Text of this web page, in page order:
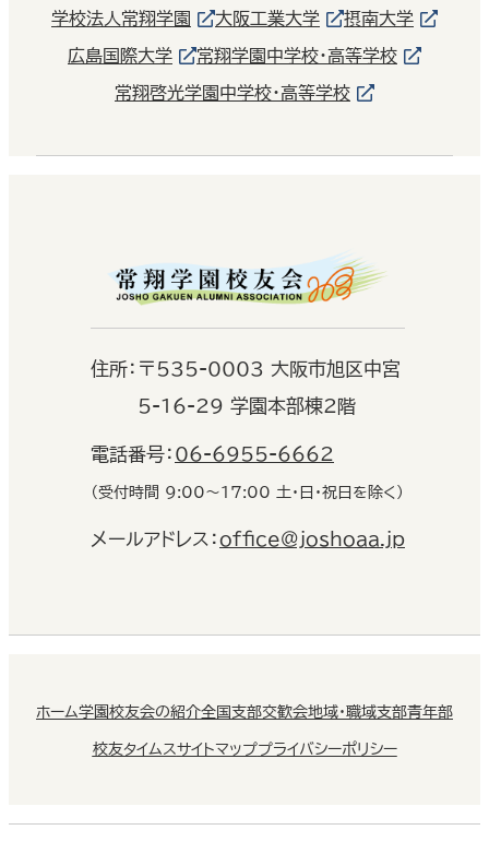
学校法人常翔学園 大阪工業大学 摂南大学
広島国際大学 常翔学園中学校・高等学校
常翔啓光学園中学校・高等学校
住所： 〒535-0003 大阪市旭区中宮
5-16-29 学園本部棟2階
電話番号： 06-6955-6662
（受付時間 9:00〜17:00 土・日・祝日を除く）
メールアドレス：office@joshoaa.jp
ホーム学園校友会の紹介全国支部交歓会地域・職域支部青年部
校友タイムスサイトマッププライバシーポリシー